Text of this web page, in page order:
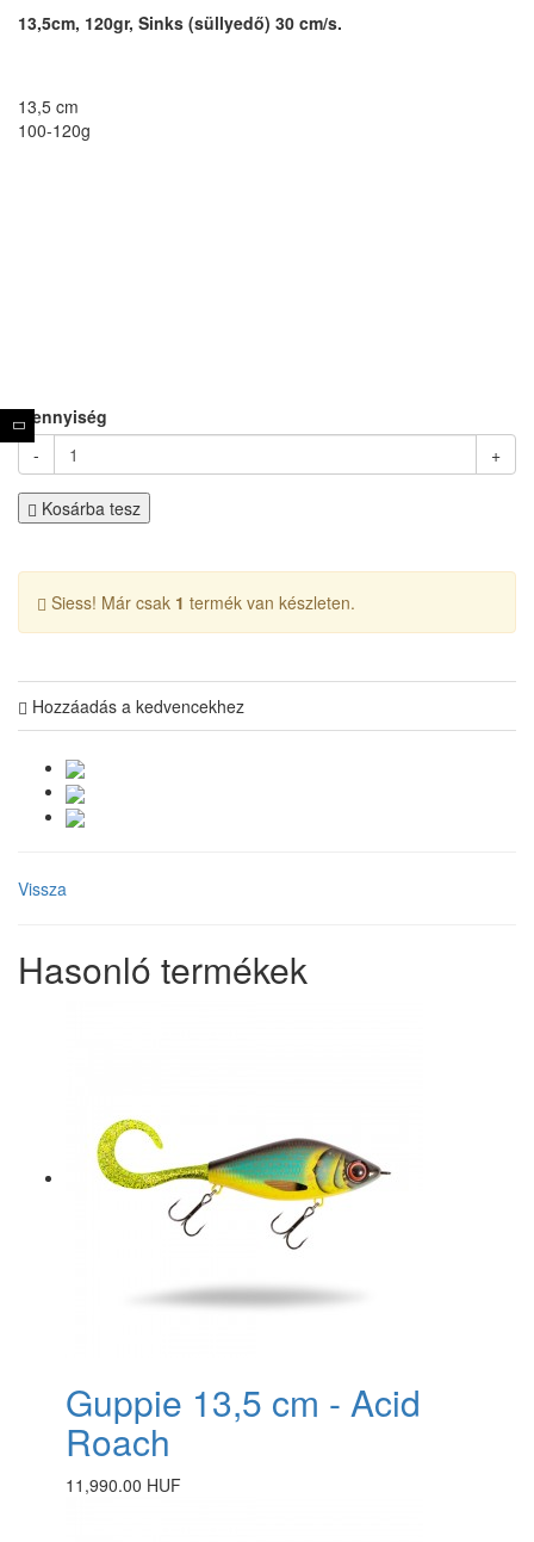
13,5cm, 120gr, Sinks (süllyedő) 30 cm/s.
13,5 cm
100-120g
Mennyiség
-
+
Kosárba tesz
Siess! Már csak 1 termék van készleten.
Hozzáadás a kedvencekhez
Vissza
Hasonló termékek
Guppie 13,5 cm - Acid
Roach
11,990.00 HUF